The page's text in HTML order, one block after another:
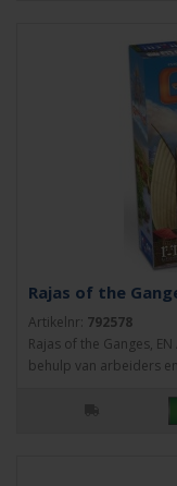
Rajas of the
Artikelnr: 792578
Rajas of the Ganges,
behulp van arbeiders